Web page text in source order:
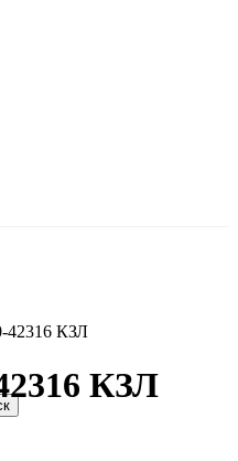
42316 КЗЛ
КЗЛ